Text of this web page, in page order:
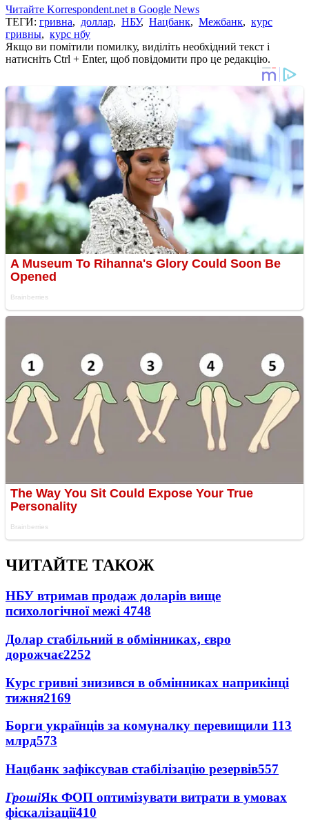
Читайте Korrespondent.net в Google News
ТЕГИ: гривна, доллар, НБУ, Нацбанк, Межбанк, курс
гривны, курс нбу
Якщо ви помітили помилку, виділіть необхідний текст і
натисніть Ctrl + Enter, щоб повідомити про це редакцію.
ЧИТАЙТЕ ТАКОЖ
НБУ втримав продаж доларів вище
психологічної межі 4748
Долар стабільний в обмінниках, євро
дорожчає2252
Курс гривні знизився в обмінниках наприкінці
тижня2169
Борги українців за комуналку перевищили 113
млрд573
Нацбанк зафіксував стабілізацію резервів557
ГрошіЯк ФОП оптимізувати витрати в умовах
фіскалізації410